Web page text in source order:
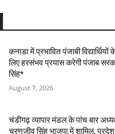
कनाडा में प्रभावित पंजाबी विद्यार्थियों
लिए हरसंभव प्रयास करेगी पंजाब
सिंह*
August 7, 2026
चंडीगढ़ व्यापार मंडल के पांच बार
चरणजीव सिंह भाजपा में शामिल,